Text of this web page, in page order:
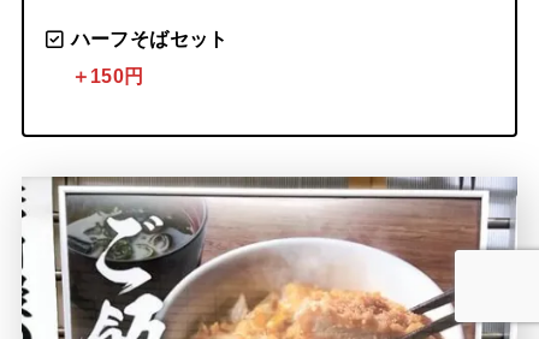
ハーフそばセット
＋150円